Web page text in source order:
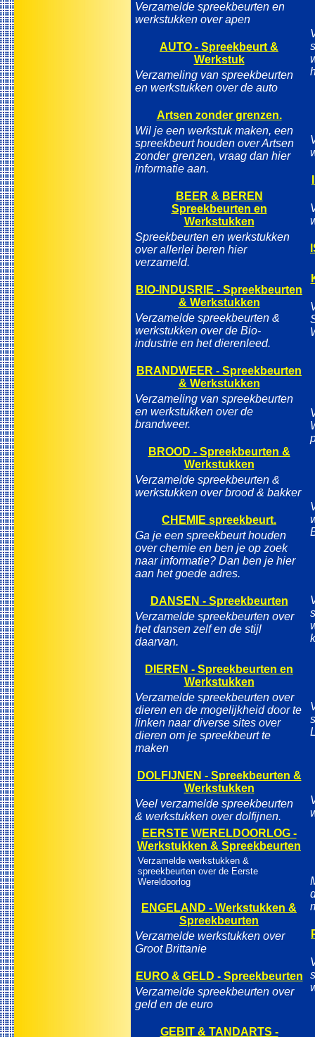
Verzamelde spreekbeurten en
werkstukken over apen
AUTO - Spreekbeurt &
Werkstuk
Verzameling van spreekbeurten
en werkstukken over de auto
Artsen zonder grenzen.
Wil je een werkstuk maken, een
spreekbeurt houden over Artsen
zonder grenzen, vraag dan hier
informatie aan.
BEER & BEREN
Spreekbeurten en
Werkstukken
Spreekbeurten en werkstukken
over allerlei beren hier
verzameld.
BIO-INDUSRIE - Spreekbeurten
& Werkstukken
Verzamelde spreekbeurten &
werkstukken over de Bio-
industrie en het dierenleed.
BRANDWEER - Spreekbeurten
& Werkstukken
Verzameling van spreekbeurten
en werkstukken over de
brandweer.
BROOD - Spreekbeurten &
Werkstukken
Verzamelde spreekbeurten &
werkstukken over brood & bakker
CHEMIE spreekbeurt.
Ga je een spreekbeurt houden
over chemie en ben je op zoek
naar informatie? Dan ben je hier
aan het goede adres.
DANSEN - Spreekbeurten
Verzamelde spreekbeurten over
het dansen zelf en de stijl
daarvan.
DIEREN - Spreekbeurten en
Werkstukken
Verzamelde spreekbeurten over
dieren en de mogelijkheid door te
linken naar diverse sites over
dieren om je spreekbeurt te
maken
DOLFIJNEN - Spreekbeurten &
Werkstukken
Veel verzamelde spreekbeurten
& werkstukken over dolfijnen.
EERSTE WERELDOORLOG -
Werkstukken & Spreekbeurten
Verzamelde werkstukken &
spreekbeurten over de Eerste
Wereldoorlog
ENGELAND - Werkstukken &
Spreekbeurten
Verzamelde werkstukken over
Groot Brittanie
EURO & GELD - Spreekbeurten
Verzamelde spreekbeurten over
geld en de euro
GEBIT & TANDARTS -